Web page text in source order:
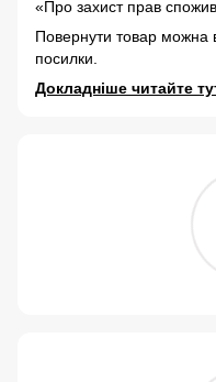
«Про захист прав
Повернути товар можна
посилки.
Докладніше читайте